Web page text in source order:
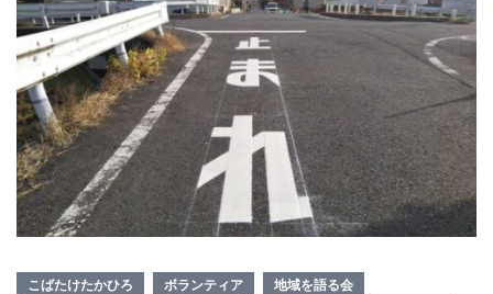
こばたけたかひろ ボランティア
地域を語る会